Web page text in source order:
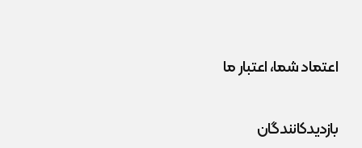
اعتماد شما، اعتبار ما
بازدیدکانندگان